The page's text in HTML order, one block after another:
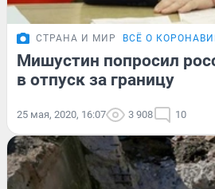
СТРАНА И МИР ВСЁ О
Мишустин попросил
в отпуск за границу
25 мая, 2020, 16:07 3 908 10